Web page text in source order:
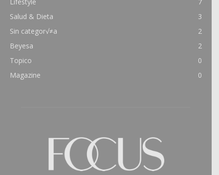
Salud & Dieta
3
Sin categor√≠a
2
Beyesa
2
Topico
0
Magazine
0